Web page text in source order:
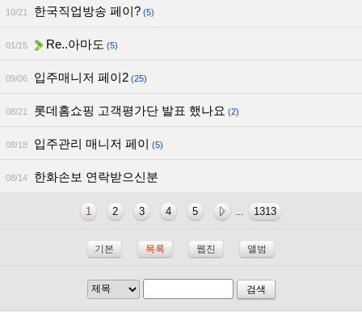
10/21 한국직업방송 페이? (5)
01/15 Re..아마도 (5)
09/06 입주매니저 페이2 (25)
08/21 롯데홈쇼핑 고객평가단 발표 했나요 (2)
08/18 입주관리 매니저 페이 (5)
08/14 한화손보 연락받으신분
1 2 3 4 5 ... 1313
기본 목록 웹진 앨범
검색